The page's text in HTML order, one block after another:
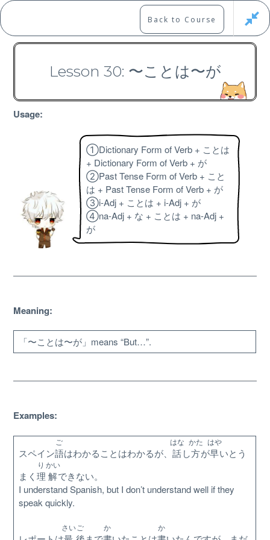
Skip
to
content
Japanese Learning Adventure
N2 Grammar Course
Free
Website Guide
Unlock bonus content
Back to Course
Lesson 30: 〜ことは〜が
Usage:
①Dictionary Form of Verb + ことは
+ Dictionary Form of Verb + が
②Past Tense Form of Verb + こと
は + Past Tense Form of Verb + が
③i-Adj + ことは + i-Adj + が
④na-Adj + な + ことは + na-Adj +
が
Meaning:
「〜ことは〜が」means “But…”.
Examples:
スペイン語
ご
はわかることはわかるが、 話
はな
し方
かた
が早
はや
いとう
まく 理
り
解
かい
できない。
I understand Spanish, but I don’t understand well if they
speak quickly.
さい ご か か